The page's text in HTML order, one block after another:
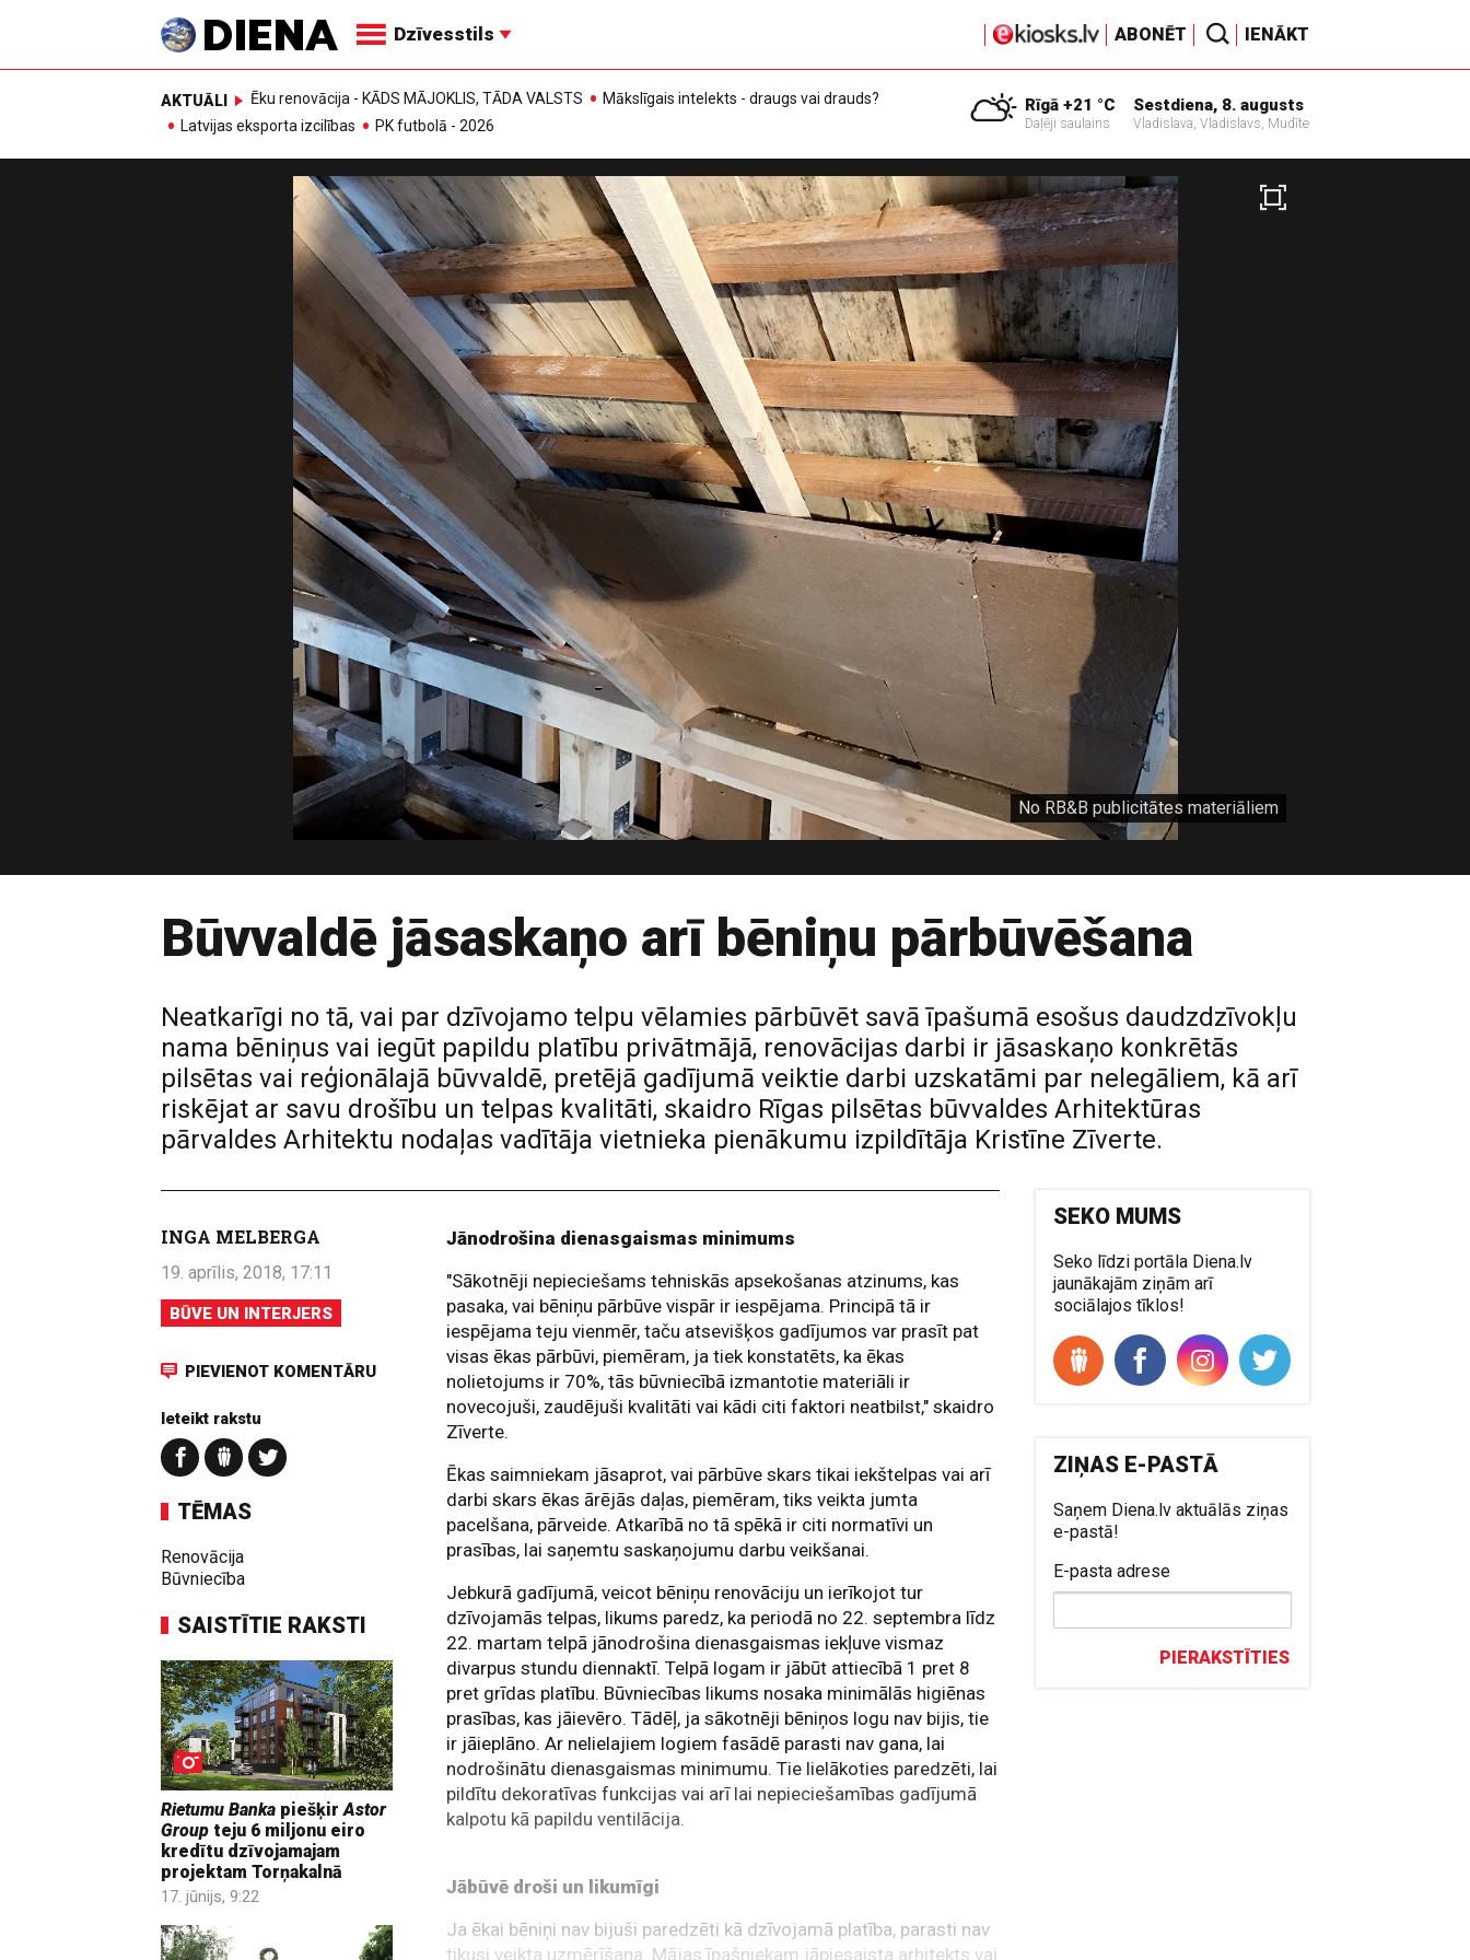
Dzīvesstils ABONĒT IENĀKT
AKTUĀLI Ēku renovācija - KĀDS MĀJOKLIS, TĀDA VALSTS
Mākslīgais intelekts - draugs vai drauds?
Latvijas eksporta izcilības
PK futbolā - 2026
Rīgā +21 °C
Daļēji saulains
Sestdiena, 8. augusts
Vladislava, Vladislavs, Mudīte
No RB&B publicitātes materiāliem
Būvvaldē jāsaskaņo arī bēniņu pārbūvēšana
Neatkarīgi no tā, vai par dzīvojamo telpu vēlamies pārbūvēt savā īpašumā esošus daudzdzīvokļu
nama bēniņus vai iegūt papildu platību privātmājā, renovācijas darbi ir jāsaskaņo konkrētās
pilsētas vai reģionālajā būvvaldē, pretējā gadījumā veiktie darbi uzskatāmi par nelegāliem, kā arī
riskējat ar savu drošību un telpas kvalitāti, skaidro Rīgas pilsētas būvvaldes Arhitektūras
pārvaldes Arhitektu nodaļas vadītāja vietnieka pienākumu izpildītāja Kristīne Zīverte.
INGA MELBERGA
19. aprīlis, 2018, 17:11
BŪVE UN INTERJERS
PIEVIENOT KOMENTĀRU
Ieteikt rakstu
TĒMAS
Renovācija
Būvniecība
SAISTĪTIE RAKSTI
Rietumu Banka piešķirAstor
Group teju 6 miljonu eiro
kredītu dzīvojamajam
projektam Torņakalnā
17. jūnijs, 9:22
Jānodrošina dienasgaismas minimums
"Sākotnēji nepieciešams tehniskās apsekošanas atzinums, kas
pasaka, vai bēniņu pārbūve vispār ir iespējama. Principā tā ir
iespējama teju vienmēr, taču atsevišķos gadījumos var prasīt pat
visas ēkas pārbūvi, piemēram, ja tiek konstatēts, ka ēkas
nolietojums ir 70%, tās būvniecībā izmantotie materiāli ir
novecojuši, zaudējuši kvalitāti vai kādi citi faktori neatbilst," skaidro
Zīverte.
Ēkas saimniekam jāsaprot, vai pārbūve skars tikai iekštelpas vai arī
darbi skars ēkas ārējās daļas, piemēram, tiks veikta jumta
pacelšana, pārveide. Atkarībā no tā spēkā ir citi normatīvi un
prasības, lai saņemtu saskaņojumu darbu veikšanai.
Jebkurā gadījumā, veicot bēniņu renovāciju un ierīkojot tur
dzīvojamās telpas, likums paredz, ka periodā no 22. septembra līdz
22. martam telpā jānodrošina dienasgaismas iekļuve vismaz
divarpus stundu diennaktī. Telpā logam ir jābūt attiecībā 1 pret 8
pret grīdas platību. Būvniecības likums nosaka minimālās higiēnas
prasības, kas jāievēro. Tādēļ, ja sākotnēji bēniņos logu nav bijis, tie
ir jāieplāno. Ar nelielajiem logiem fasādē parasti nav gana, lai
nodrošinātu dienasgaismas minimumu. Tie lielākoties paredzēti, lai
pildītu dekoratīvas funkcijas vai arī lai nepieciešamības gadījumā
kalpotu kā papildu ventilācija.
Jābūvē droši un likumīgi
Ja ēkai bēniņi nav bijuši paredzēti kā dzīvojamā platība, parasti nav
tikusi veikta uzmērīšana. Mājas īpašniekam jāpiesaista arhitekts vai
SEKO MUMS
Seko līdzi portāla Diena.lv
jaunākajām ziņām arī
sociālajos tīklos!
ZIŅAS E-PASTĀ
Saņem Diena.lv aktuālās ziņas
e-pastā!
E-pasta adrese
PIERAKSTĪTIES